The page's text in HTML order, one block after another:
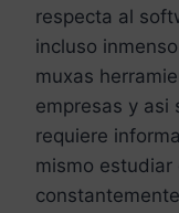
respecta al
incluso
muxas
empresas y asi
requiere
mismo estudiar